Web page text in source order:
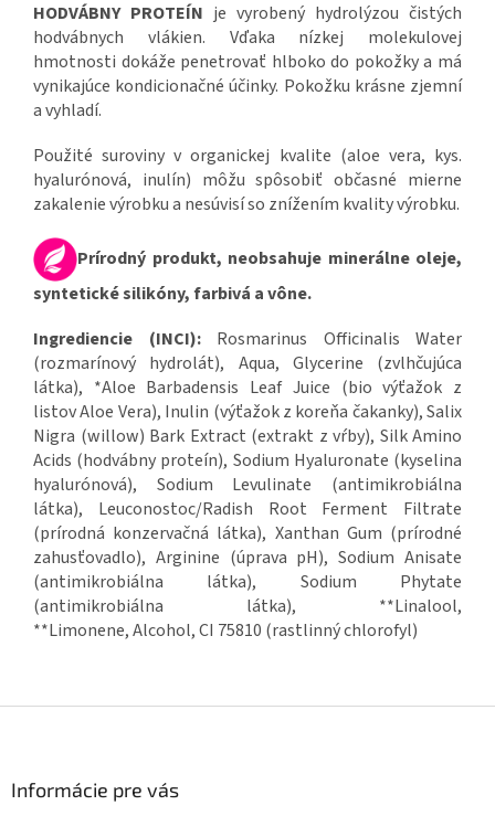
HODVÁBNY PROTEÍN je vyrobený hydrolýzou čistých
hodvábnych vlákien. Vďaka nízkej molekulovej
hmotnosti dokáže penetrovať hlboko do pokožky a má
vynikajúce kondicionačné účinky. Pokožku krásne zjemní
a vyhladí.
Použité suroviny v organickej kvalite (aloe vera, kys.
hyalurónová, inulín) môžu spôsobiť občasné mierne
zakalenie výrobku a nesúvisí so znížením kvality výrobku.
Prírodný produkt, neobsahuje minerálne oleje,
syntetické silikóny, farbivá a vône.
Ingrediencie (INCI): Rosmarinus Officinalis Water
(rozmarínový hydrolát), Aqua, Glycerine (zvlhčujúca
látka), *Aloe Barbadensis Leaf Juice (bio výťažok z
listov Aloe Vera), Inulin (výťažok z koreňa čakanky), Salix
Nigra (willow) Bark Extract (extrakt z vŕby), Silk Amino
Acids (hodvábny proteín), Sodium Hyaluronate (kyselina
hyalurónová), Sodium Levulinate (antimikrobiálna
látka), Leuconostoc/Radish Root Ferment Filtrate
(prírodná konzervačná látka), Xanthan Gum (prírodné
zahusťovadlo), Arginine (úprava pH), Sodium Anisate
(antimikrobiálna látka), Sodium Phytate
(antimikrobiálna látka), **Linalool,
**Limonene, Alcohol, CI 75810 (rastlinný chlorofyl)
Informácie pre vás